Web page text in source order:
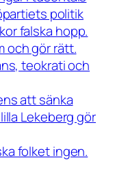
politik
falska hopp.
och gör rätt.
teokrati och
att sänka
Lekeberg gör
folket ingen.